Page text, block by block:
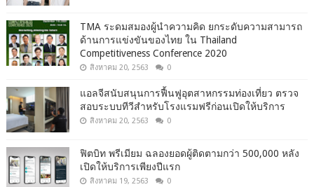
TMA ระดมสมองผู้นำความคิด ยกระดับความสามารถ
ด้านการแข่งขันของไทย ใน Thailand
Competitiveness Conference 2020
สิงหาคม 20, 2563 0
แอลจีสนับสนุนการฟื้นฟูอุตสาหกรรมท่องเที่ยว ตรวจ
สอบระบบทีวีสำหรับโรงแรมฟรีก่อนเปิดให้บริการ
สิงหาคม 20, 2563 0
ฟิตบิท พรีเมียม ฉลองยอดผู้ติดตามกว่า 500,000 หลัง
เปิดให้บริการเพียงปีแรก
สิงหาคม 19, 2563 0